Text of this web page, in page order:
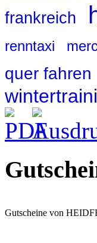
frankreich
renntaxi
quer fahren
Gutscheine von